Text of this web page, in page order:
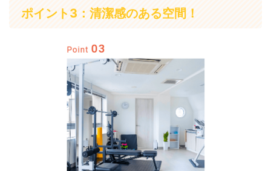
ポイント3：清潔感のある空間！